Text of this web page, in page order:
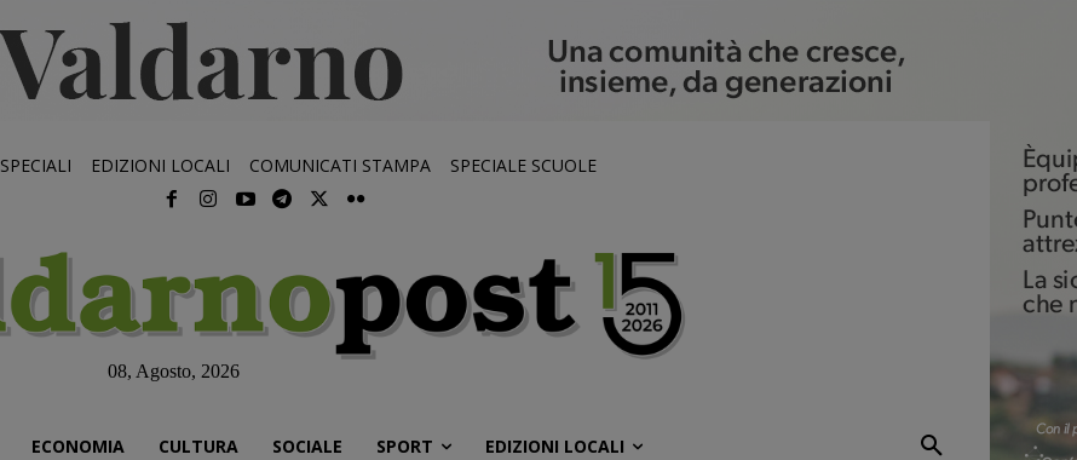
SPECIALI EDIZIONI LOCALI COMUNICATI STAMPA SPECIALE SCUOLE
08, Agosto, 2026
ECONOMIA CULTURA SOCIALE SPORT EDIZIONI LOCALI